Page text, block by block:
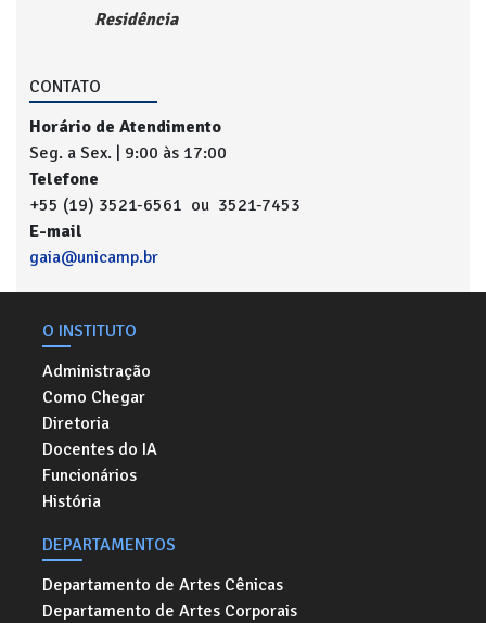
Residência
CONTATO
Horário de Atendimento
Seg. a Sex. | 9:00 às 17:00
Telefone
+55 (19) 3521-6561 ou 3521-7453
E-mail
gaia@unicamp.br
O INSTITUTO
Administração
Como Chegar
Diretoria
Docentes do IA
Funcionários
História
DEPARTAMENTOS
Departamento de Artes Cênicas
Departamento de Artes Corporais